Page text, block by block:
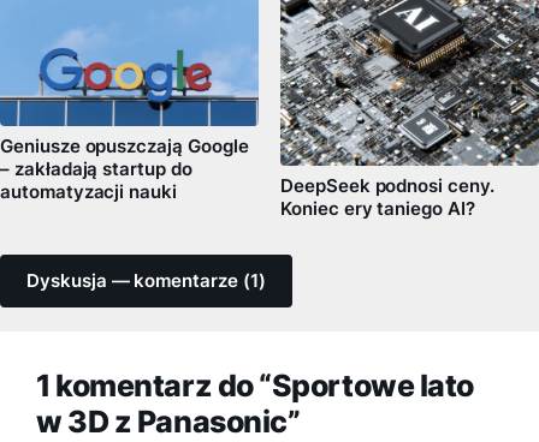
Geniusze opuszczają Google
– zakładają startup do
automatyzacji nauki
DeepSeek podnosi ceny.
Koniec ery taniego AI?
Dyskusja — komentarze (1)
1 komentarz do “Sportowe lato
w 3D z Panasonic”